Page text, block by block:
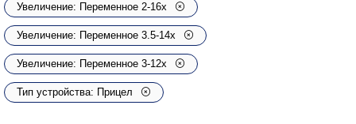
Увеличение: Переменное 2-16х
Увеличение: Переменное 3.5-14x
Увеличение: Переменное 3-12х
Тип устройства: Прицел